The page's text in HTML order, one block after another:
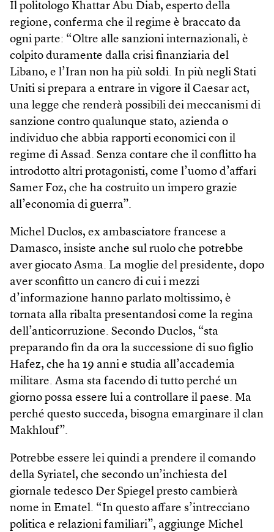
Il politologo Khattar Abu Diab, esperto della
regione, conferma che il regime è braccato da
ogni parte: “Oltre alle sanzioni internazionali, è
colpito duramente dalla crisi finanziaria del
Libano, e l’Iran non ha più soldi. In più negli Stati
Uniti si prepara a entrare in vigore il Caesar act,
una legge che renderà possibili dei meccanismi di
sanzione contro qualunque stato, azienda o
individuo che abbia rapporti economici con il
regime di Assad. Senza contare che il conflitto ha
introdotto altri protagonisti, come l’uomo d’affari
Samer Foz, che ha costruito un impero grazie
all’economia di guerra”.
Michel Duclos, ex ambasciatore francese a
Damasco, insiste anche sul ruolo che potrebbe
aver giocato Asma. La moglie del presidente, dopo
aver sconfitto un cancro di cui i mezzi
d’informazione hanno parlato moltissimo, è
tornata alla ribalta presentandosi come la regina
dell’anticorruzione. Secondo Duclos, “sta
preparando fin da ora la successione di suo figlio
Hafez, che ha 19 anni e studia all’accademia
militare. Asma sta facendo di tutto perché un
giorno possa essere lui a controllare il paese. Ma
perché questo succeda, bisogna emarginare il clan
Makhlouf”.
Potrebbe essere lei quindi a prendere il comando
della Syriatel, che secondo un’inchiesta del
giornale tedesco Der Spiegel presto cambierà
nome in Ematel. “In questo affare s’intrecciano
politica e relazioni familiari”, aggiunge Michel